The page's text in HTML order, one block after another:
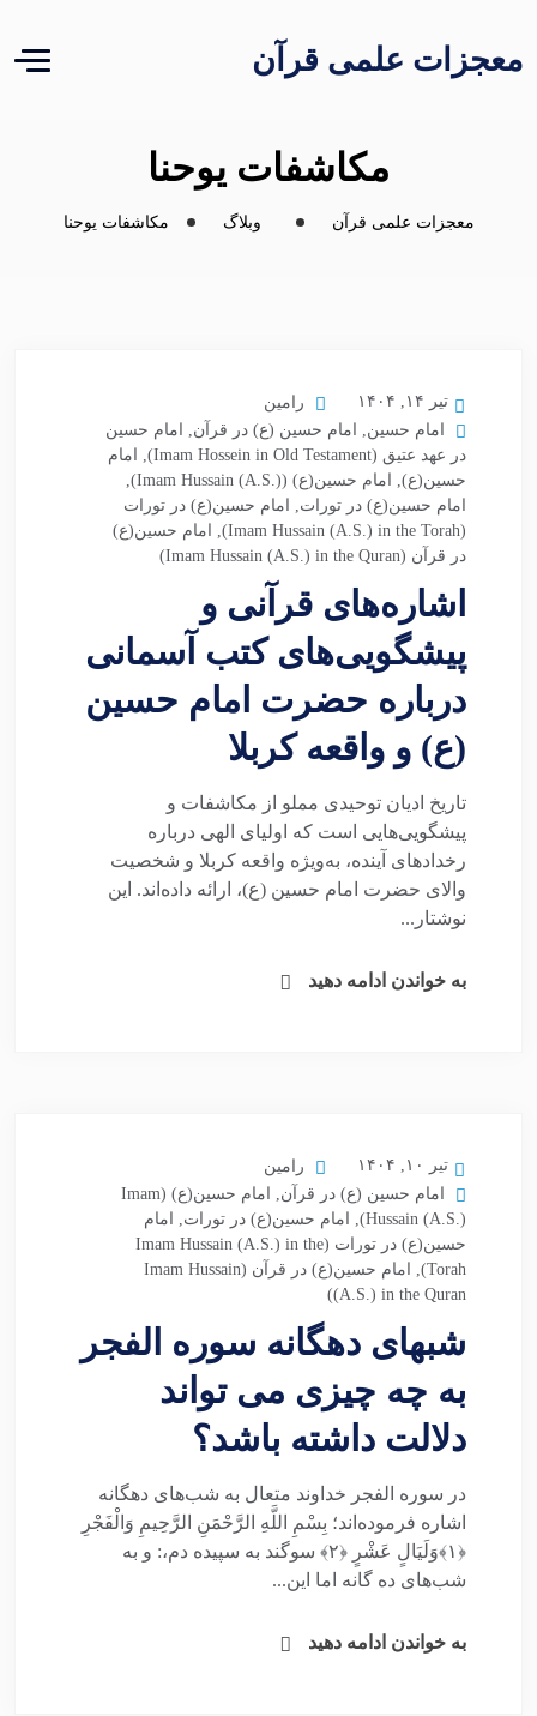
معجزات علمی قرآن
مکاشفات یوحنا
معجزات علمی قرآن وبلاگ مکاشفات یوحنا
تیر ۱۴, ۱۴۰۴
رامین
امام حسین, امام حسین (ع) در قرآن,
امام حسین
در عهد عتیق (Imam Hossein in Old Testament)
,
امام
حسین(ع), امام حسین(ع) (Imam Hussain (A.S.))
,
امام حسین(ع) در تورات,
امام حسین(ع) در تورات
(Imam Hussain (A.S.) in the Torah)
,
امام حسین(ع)
در قرآن (Imam Hussain (A.S.) in the Quran)
اشاره‌های قرآنی و
پیشگویی‌های کتب آسمانی
درباره حضرت امام حسین
(ع) و واقعه کربلا
تاریخ ادیان توحیدی مملو از مکاشفات و
پیشگویی‌هایی است که اولیای الهی درباره
رخدادهای آینده، به‌ویژه واقعه کربلا و شخصیت
والای حضرت امام حسین (ع)، ارائه داده‌اند. این
نوشتار...
به خواندن ادامه دهید
تیر ۱۰, ۱۴۰۴
رامین
امام حسین (ع) در قرآن,
امام حسین(ع) (Imam
Hussain (A.S.))
, امام حسین(ع) در تورات,
امام
حسین(ع) در تورات (Imam Hussain (A.S.) in the
Torah)
,
امام حسین(ع) در قرآن (Imam Hussain
(A.S.) in the Quran)
شبهای دهگانه سوره الفجر
به چه چیزی می تواند
دلالت داشته باشد؟
در سوره الفجر خداوند متعال به شب‌های دهگانه
اشاره فرموده‌اند؛ بِسْمِ اللَّهِ الرَّحْمَنِ الرَّحِیمِ وَالْفَجْرِ
﴿۱﴾وَلَیَالٍ عَشْرٍ ﴿۲﴾ سوگند به سپیده دم،: و به
شب‌های ده گانه اما این...
به خواندن ادامه دهید